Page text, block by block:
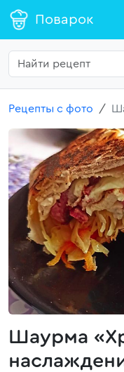
Поварок
Рецепты с фото
Шаурма